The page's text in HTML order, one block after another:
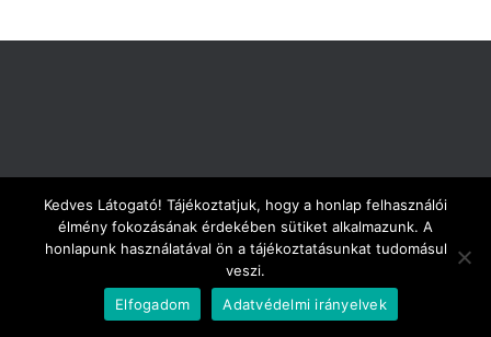
ADATVÉDELMI NYILATKOZAT IMPRESSZUM
Hestia | Fejlesztő:ThemeIsle
Kedves Látogató! Tájékoztatjuk, hogy a honlap felhasználói
élmény fokozásának érdekében sütiket alkalmazunk. A
honlapunk használatával ön a tájékoztatásunkat tudomásul
veszi.
Elfogadom
Adatvédelmi irányelvek